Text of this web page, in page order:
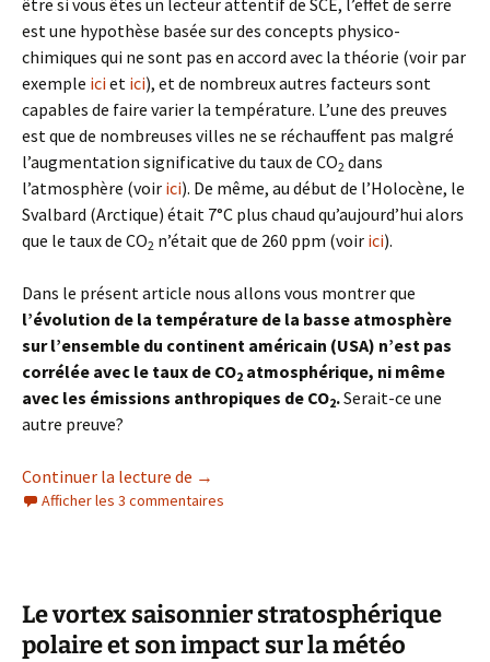
être si vous êtes un lecteur attentif de SCE, l’effet de serre
est une hypothèse basée sur des concepts physico-
chimiques qui ne sont pas en accord avec la théorie (voir par
exemple iciet ici), et de nombreux autres facteurs sont
capables de faire varier la température. L’une des preuves
est que de nombreuses villes ne se réchauffent pas malgré
l’augmentation significative du taux de CO2 dans
l’atmosphère (voir ici). De même, au début de l’Holocène, le
Svalbard (Arctique) était 7°C plus chaud qu’aujourd’hui alors
que le taux de CO2 n’était que de 260 ppm (voir ici).
Dans le présent article nous allons vous montrer que
l’évolution de la température de la basse atmosphère
sur l’ensemble du continent américain (USA) n’est pas
corrélée avec le taux de CO2 atmosphérique, ni même
avec les émissions anthropiques de CO2.Serait-ce une
autre preuve?
Continuer la lecture de L’effet de serre ne fonctionne pas aux
→
Afficher les 3 commentaires
Le vortex saisonnier stratosphérique
polaire et son impact sur la météo